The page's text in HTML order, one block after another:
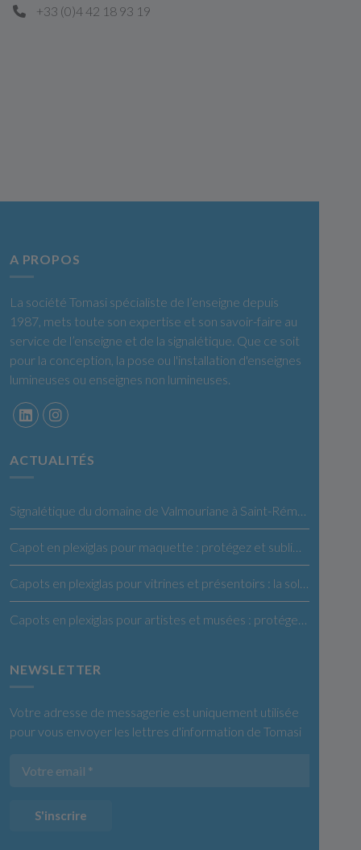
+33 (0)4 42 18 93 19
A PROPOS
La société Tomasi spécialiste de l’enseigne depuis
1987, mets toute son expertise et son savoir-faire au
service de l’enseigne et de la signalétique. Que ce soit
pour la conception, la pose ou l'installation d'enseignes
lumineuses ou enseignes non lumineuses.
ACTUALITÉS
Signalétique du domaine de Valmouriane à Saint-Rémy de Provence
Capot en plexiglas pour maquette : protégez et sublimez vos créations
Capots en plexiglas pour vitrines et présentoirs : la solution idéale pour vos produits
Capots en plexiglas pour artistes et musées : protégez et exposez vos œuvres en toute confiance
NEWSLETTER
Votre adresse de messagerie est uniquement utilisée
pour vous envoyer les lettres d'information de Tomasi
S'inscrire